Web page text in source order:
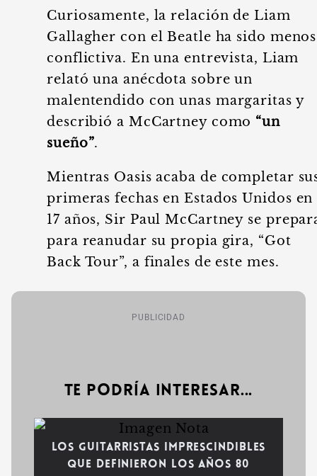
Curiosamente, la relación de Liam
Gallagher con el Beatle ha sido menos
conflictiva. En una entrevista, Liam
relató una anécdota sobre un
malentendido con unas margaritas y
describió a McCartney como “un
sueño”.
Mientras Oasis acaba de completar
primeras fechas en Estados Unidos en
17 años, Sir Paul McCartney se
para reanudar su propia gira, “Got
Back Tour”, a finales de este mes.
PUBLICIDAD
Te podría interesar...
Los guitarristas imprescindibles
que definieron los años 80